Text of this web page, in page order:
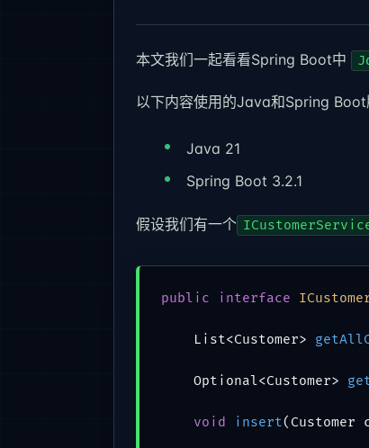
本文我们一起看看Spring Boot中
以下内容使用的Java和Spring Boot
Java 21
Spring Boot 3.2.1
假设我们有一个
public interface
    List<Customer>
    Optional<Customer>
void insert(Customer